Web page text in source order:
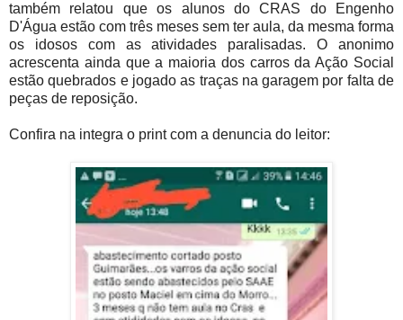
também relatou que os alunos do CRAS do Engenho
D'Água estão com três meses sem ter aula, da mesma forma
os idosos com as atividades paralisadas. O anonimo
acrescenta ainda que a maioria dos carros da Ação Social
estão quebrados e jogado as traças na garagem por falta de
peças de reposição.
Confira na integra o print com a denuncia do leitor: